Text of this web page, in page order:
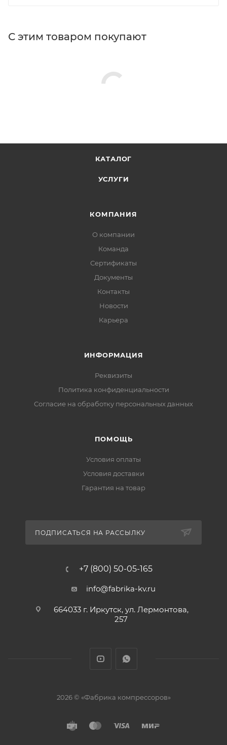
С этим товаром покупают
КАТАЛОГ
УСЛУГИ
КОМПАНИЯ
О компании
Команда
Сертификаты
Документы
Контакты
Новости
Карьера
ИНФОРМАЦИЯ
Реквизиты
Политика конфиденциальности
Cогласие на обработку персональных данных
ПОМОЩЬ
Условия оплаты
Условия доставки
Гарантия на товар
ПОДПИСАТЬСЯ НА РАССЫЛКУ
+7 (800) 50-05-165
info@fabrika-kv.ru
664033 г. Иркутск, ул. Лермонтова,
257
2026 © «Фабрика компрессоров»